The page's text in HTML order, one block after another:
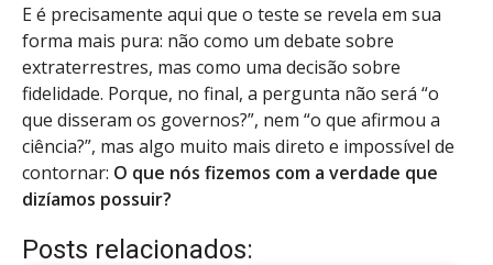
E é precisamente aqui que o teste se revela em sua
forma mais pura: não como um debate sobre
extraterrestres, mas como uma decisão sobre
fidelidade. Porque, no final, a pergunta não será “o
que disseram os governos?”, nem “o que afirmou a
ciência?”, mas algo muito mais direto e impossível de
contornar: O que nós fizemos com a verdade que
dizíamos possuir?
Posts relacionados: